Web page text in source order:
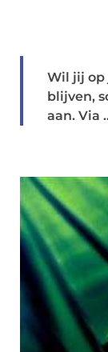
Wil jij op
blijven,
aan. Via